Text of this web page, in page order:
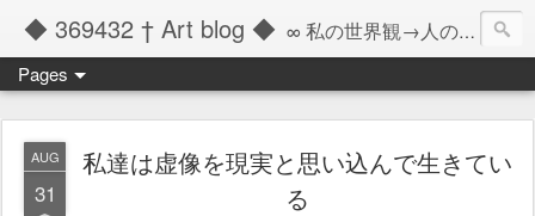
◆ 369432 † Art blog ◆ ∞ 私の世界観→人の記憶の彼方へと繋ぐツール ∞
Pages
AUG
31
私達は虚像を現実と思い込んで生きてい
る